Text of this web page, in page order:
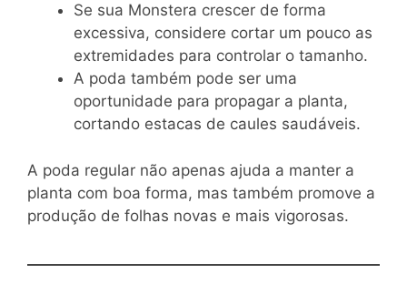
Se sua Monstera crescer de forma
excessiva, considere cortar um pouco as
extremidades para controlar o tamanho.
A poda também pode ser uma
oportunidade para propagar a planta,
cortando estacas de caules saudáveis.
A poda regular não apenas ajuda a manter a
planta com boa forma, mas também promove a
produção de folhas novas e mais vigorosas.